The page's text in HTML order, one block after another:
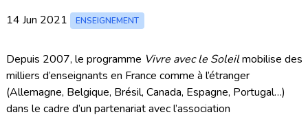
14 Jun 2021 ENSEIGNEMENT
Depuis 2007, le programme Vivre avec le Soleilmobilise des
milliers d’enseignants en France comme à l’étranger
(Allemagne, Belgique, Brésil, Canada, Espagne, Portugal…)
dans le cadre d’un partenariat avec l’association